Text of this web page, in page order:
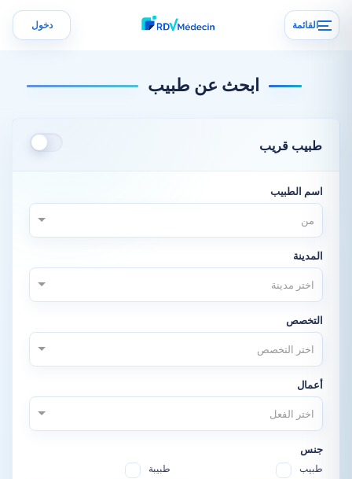
القائمة دخول
ابحث عن طبيب
طبيب قريب
اسم الطبيب
من
المدينة
اختر مدينة
التخصص
اختر التخصص
أعمال
اختر الفعل
جنس
طبيب طبيبة